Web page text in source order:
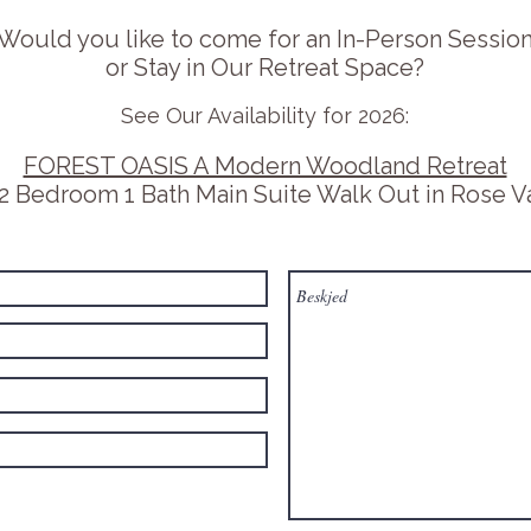
you like to come for an In-Person Session
or Stay in Our Retreat Space?
See Our Availability for 2026:​
FOREST OASIS A Modern Woodland Retreat
Bedroom 1 Bath Main Suite Walk Out in Rose